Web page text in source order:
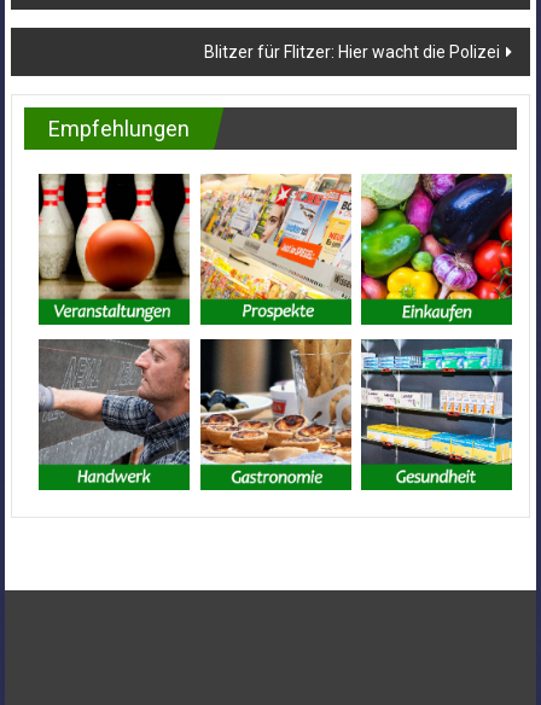
Blitzer für Flitzer: Hier wacht die Polizei
Empfehlungen